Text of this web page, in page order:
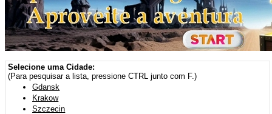
Selecione uma Cidade:
(Para pesquisar a lista, pressione CTRL junto com F.)
Gdansk
Krakow
Szczecin